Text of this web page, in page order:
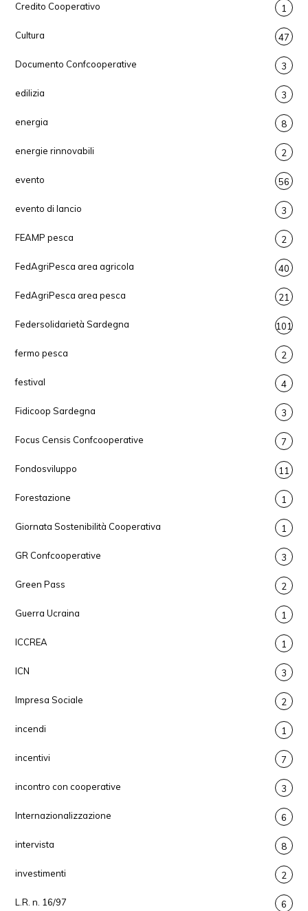
Credito Cooperativo 1
Cultura 47
Documento Confcooperative 3
edilizia 3
energia 8
energie rinnovabili 2
evento 56
evento di lancio 3
FEAMP pesca 2
FedAgriPesca area agricola 40
FedAgriPesca area pesca 21
Federsolidarietà Sardegna 101
fermo pesca 2
festival 4
Fidicoop Sardegna 3
Focus Censis Confcooperative 7
Fondosviluppo 11
Forestazione 1
Giornata Sostenibilità Cooperativa 1
GR Confcooperative 3
Green Pass 2
Guerra Ucraina 1
ICCREA 1
ICN 3
Impresa Sociale 2
incendi 1
incentivi 7
incontro con cooperative 3
Internazionalizzazione 6
intervista 8
investimenti 2
L.R. n. 16/97 6